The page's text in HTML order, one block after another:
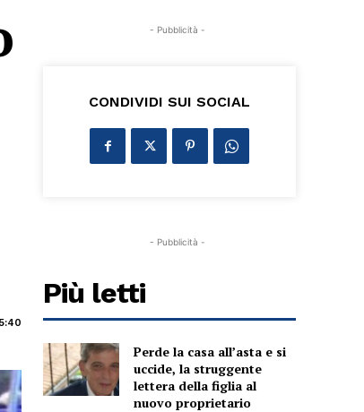
- Pubblicità -
CONDIVIDI SUI SOCIAL
- Pubblicità -
Più letti
Perde la casa all’asta e si
uccide, la struggente
lettera della figlia al
nuovo proprietario